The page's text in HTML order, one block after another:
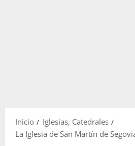
Inicio
Iglesias, Catedrales
La Iglesia de San Martín de